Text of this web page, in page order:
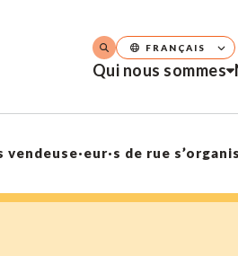
Qui nous sommes
FRANÇAIS
vendeuse·eur·s de rue